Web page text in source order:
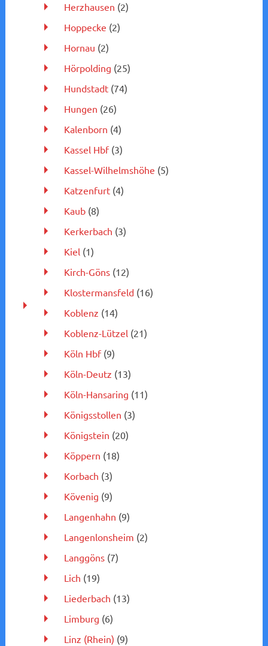
Herzhausen (2)
Hoppecke (2)
Hornau (2)
Hörpolding (25)
Hundstadt(74)
Hungen (26)
Kalenborn (4)
Kassel Hbf(3)
Kassel-Wilhelmshöhe (5)
Katzenfurt(4)
Kaub(8)
Kerkerbach (3)
Kiel(1)
Kirch-Göns(12)
Klostermansfeld(16)
Koblenz (14)
Koblenz-Lützel(21)
Köln Hbf(9)
Köln-Deutz (13)
Köln-Hansaring (11)
Königsstollen (3)
Königstein (20)
Köppern (18)
Korbach (3)
Kövenig (9)
Langenhahn (9)
Langenlonsheim (2)
Langgöns(7)
Lich (19)
Liederbach (13)
Limburg (6)
Linz (Rhein) (9)